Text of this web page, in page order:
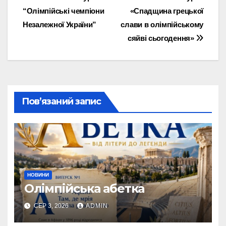
записів
«Спадщина грецької
слави в олімпійському
сяйві сьогодення»
“Олімпійські чемпіони
Незалежної України”
Пов’язаний запис
НОВИНИ
Олімпійська абетка
СЕР 3, 2026 ADMIN